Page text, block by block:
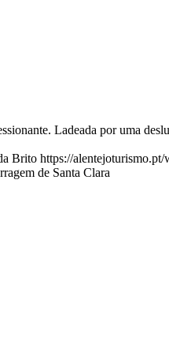
Ladeada por uma
Brito https://alentejoturismo.pt/
de Santa Clara